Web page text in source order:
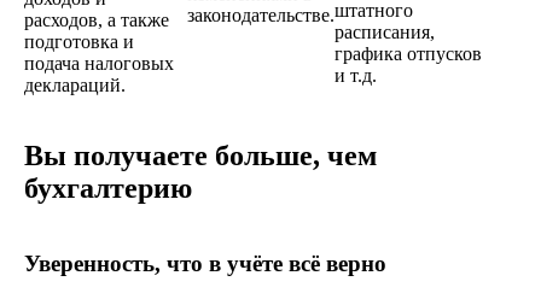
расходов, а также
подготовка и
подача налоговых
деклараций.
законодательстве.штатного
расписания,
графика отпусков
и т.д.
Вы получаете больше, чем
бухгалтерию
Уверенность, что в учёте всё верно